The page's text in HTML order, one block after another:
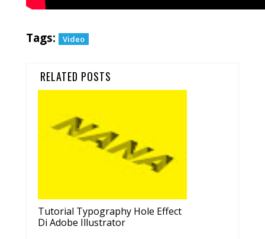
Tags: Video
RELATED POSTS
Tutorial Typography Hole Effect
Di Adobe Illustrator